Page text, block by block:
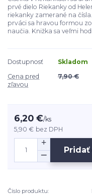
prvé dielo Riekanky od
riekanky zamerané na
prváci sa hravou formou
naučia. Knižka sa veľmi
Dostupnosť
Skladom
Cena pred
zľavou
7,90 €
6,20 €/ks
5,90 € bez DPH
Pridať
Číslo produktu: